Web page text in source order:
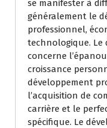
se manifester à
généralement le
professionnel,
technologique. Le
concerne
croissance
développement
l’acquisition de
carrière et le
spécifique. Le